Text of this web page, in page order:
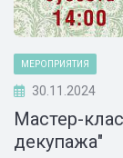
МЕРОПРИЯТИЯ
30.11.2024
Мастер-
декупажа"